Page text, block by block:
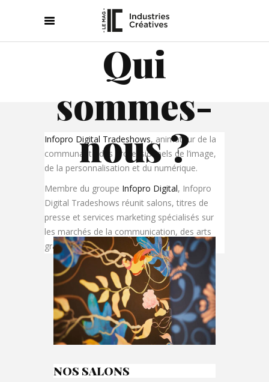
Qui
sommes-
nous ?
Infopro Digital Tradeshows, animateur de la
communauté des professionnels de l’image,
de la personnalisation et du numérique.
Membre du groupe Infopro Digital, Infopro
Digital Tradeshows réunit salons, titres de
presse et services marketing spécialisés sur
les marchés de la communication, des arts
graphiques et des industries créatives.
NOS SALONS